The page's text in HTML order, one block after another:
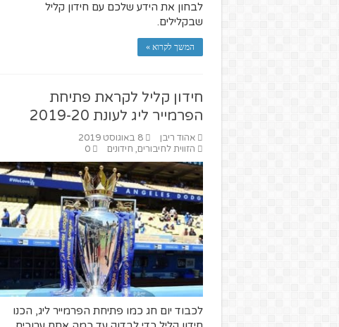
לבחון את הידע שלכם עם חידון קליל
שבקלילים.
המשך לקרוא »
חידון קליל לקראת פתיחת
הפרמייר ליג לעונת 2019-20
אהוד ריבן
8 באוגוסט 2019
הזווית לחיבורים, חידונים 0
לכבוד יום חג כמו פתיחת הפרמייר ליג, הכנו